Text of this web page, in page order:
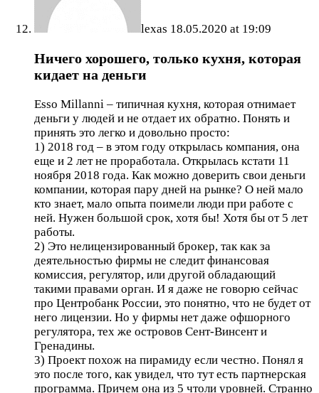
lexas 18.05.2020 at 19:09
Ничего хорошего, только кухня, которая
кидает на деньги
Esso Millanni – типичная кухня, которая отнимает
деньги у людей и не отдает их обратно. Понять и
принять это легко и довольно просто:
1) 2018 год – в этом году открылась компания, она
еще и 2 лет не проработала. Открылась кстати 11
ноября 2018 года. Как можно доверить свои деньги
компании, которая пару дней на рынке? О ней мало
кто знает, мало опыта поимели люди при работе с
ней. Нужен большой срок, хотя бы! Хотя бы от 5 лет
работы.
2) Это нелицензированный брокер, так как за
деятельностью фирмы не следит финансовая
комиссия, регулятор, или другой обладающий
такими правами орган. И я даже не говорю сейчас
про Центробанк России, это понятно, что не будет от
него лицензии. Но у фирмы нет даже офшорного
регулятора, тех же островов Сент-Винсент и
Гренадины.
3) Проект похож на пирамиду если честно. Понял я
это после того, как увидел, что тут есть партнерская
программа. Причем она из 5 чтоли уровней. Странно